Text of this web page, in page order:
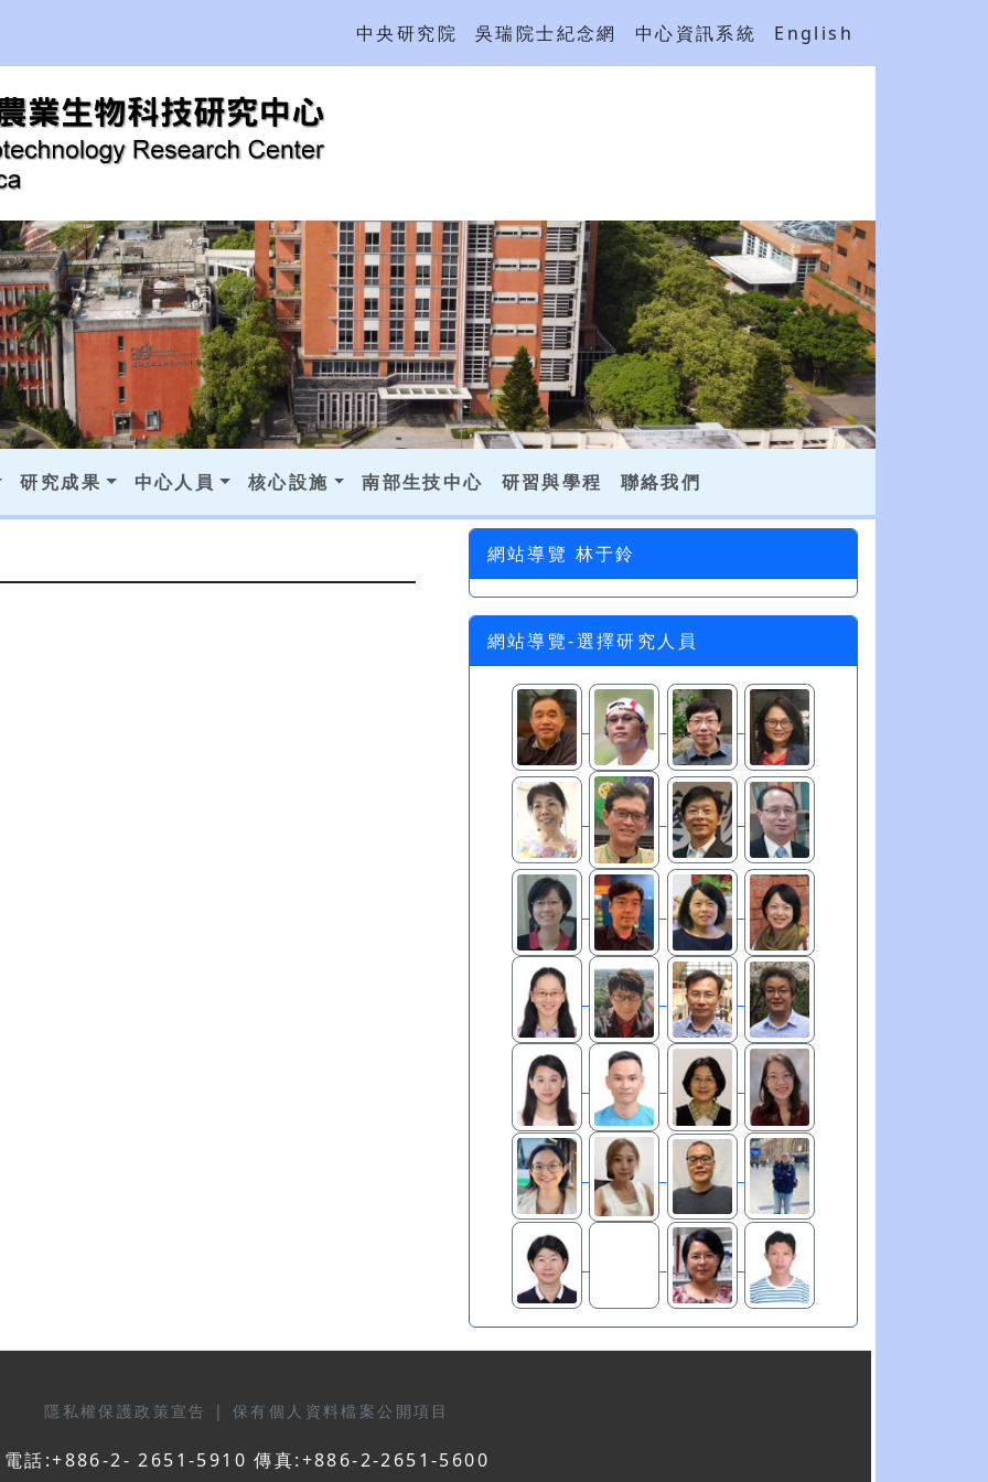
中央研究院 吳瑞院士紀念網 中心資訊系統 English
研究成果 中心人員 核心設施 南部生技中心 研習與學程 聯絡我們
網站導覽 林于鈴
網站導覽-選擇研究人員
隱私權保護政策宣告 | 保有個人資料檔案公開項目
電話:+886-2- 2651-5910 傳真:+886-2-2651-5600